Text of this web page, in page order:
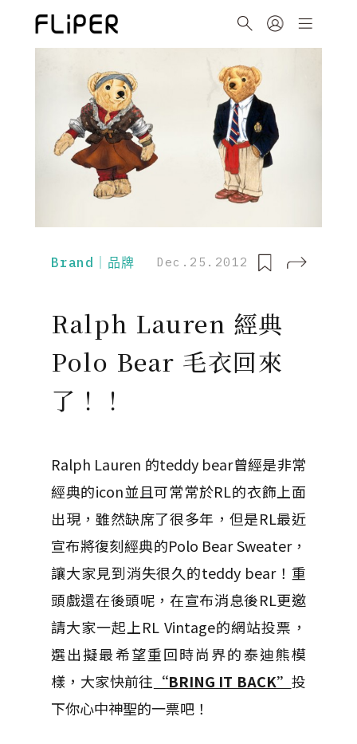
Brand｜品牌 Dec.25.2012
Ralph Lauren 經典
Polo Bear 毛衣回來
了！！
Ralph Lauren 的teddy bear曾經是非常
經典的icon並且可常常於RL的衣飾上面
出現，雖然缺席了很多年，但是RL最近
宣布將復刻經典的Polo Bear Sweater，
讓大家見到消失很久的teddy bear！重
頭戲還在後頭呢，在宣布消息後RL更邀
請大家一起上RL Vintage的網站投票，
選出擬最希望重回時尚界的泰迪熊模
樣，大家快前往 “BRING IT BACK” 投
下你心中神聖的一票吧！